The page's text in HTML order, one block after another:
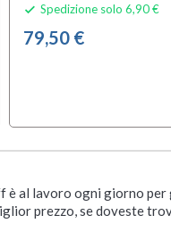
 Spedizione solo 6,90 €
79,50 €
è al lavoro ogni giorno per
prezzo, se doveste